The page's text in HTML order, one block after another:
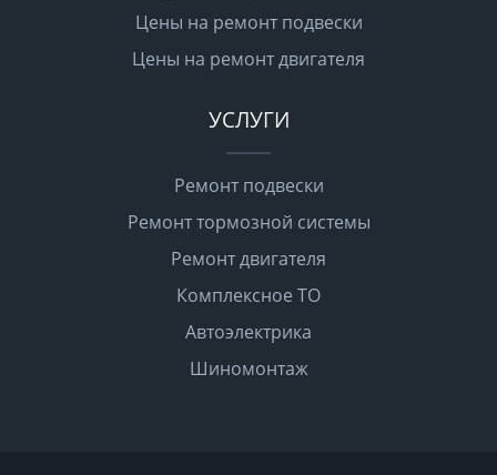
Цены на ремонт подвески
Цены на ремонт двигателя
УСЛУГИ
Ремонт подвески
Ремонт тормозной системы
Ремонт двигателя
Комплексное ТО
Автоэлектрика
Шиномонтаж